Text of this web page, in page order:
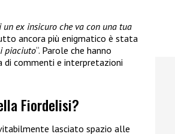
un ex insicuro che va con una tua
ancora più enigmatico è stata
piaciuto“. Parole che hanno
commenti e interpretazioni
Fiordelisi?
lasciato spazio alle